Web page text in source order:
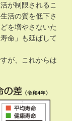
が制限されるこ
活の質を低下さ
を増やさないた
命」も延ばして
が、これからは